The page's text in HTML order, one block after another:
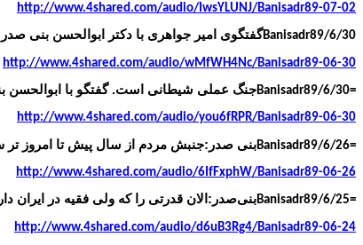
http://www.4shared.com/audio/IwsYLUNJ/Banisadr89-07-02
Banisadr89/6/30گفتگوی امیر جواهری با دکتر ابوالحسن بنی
http://www.4shared.com/audio/wMfWH4Nc/Banisadr89-06-30
Banisadr89/6/30=جنگ عملی شیطانی است. گفتگو با ابوالحسن
http://www.4shared.com/audio/you6fRPR/Banisadr89-06-30
Banisadr89/6/26=بنی صدر:جنبش مردم از سال پیش تا امروز تر
http://www.4shared.com/audio/6IfFxphW/Banisadr89-06-26
Banisadr89/6/25=بنی‌صدر:الان قدرتی را که ولی فقیه در ایران
http://www.4shared.com/audio/d6uB3Rg4/Banisadr89-06-24